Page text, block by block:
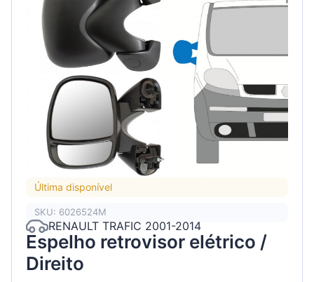
Última disponível
SKU: 6026524M
RENAULT TRAFIC 2001-2014
Espelho retrovisor elétrico /
Direito